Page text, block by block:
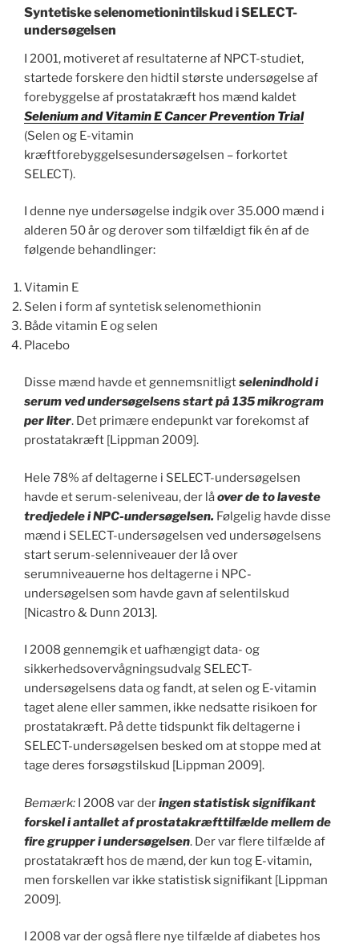
Syntetiske selenometionintilskud i SELECT-
undersøgelsen
I 2001, motiveret af resultaterne af NPCT-studiet,
startede forskere den hidtil største undersøgelse af
forebyggelse af prostatakræft hos mænd kaldet
Selenium and Vitamin E Cancer Prevention Trial
(Selen og E-vitamin
kræftforebyggelsesundersøgelsen – forkortet
SELECT).
I denne nye undersøgelse indgik over 35.000 mænd i
alderen 50 år og derover som tilfældigt fik én af de
følgende behandlinger:
Vitamin E
Selen i form af syntetisk selenomethionin
Både vitamin E og selen
Placebo
Disse mænd havde et gennemsnitligtselenindhold i
serum ved undersøgelsens start på 135 mikrogram
per liter. Det primære endepunkt var forekomst af
prostatakræft [Lippman 2009].
Hele 78% af deltagerne i SELECT-undersøgelsen
havde et serum-seleniveau, der låover de to laveste
tredjedele i NPC-undersøgelsen. Følgelig havde disse
mænd i SELECT-undersøgelsen ved undersøgelsens
start serum-selenniveauer der lå over
serumniveauerne hos deltagerne i NPC-
undersøgelsen som havde gavn af selentilskud
[Nicastro & Dunn 2013].
I 2008 gennemgik et uafhængigt data- og
sikkerhedsovervågningsudvalg SELECT-
undersøgelsens data og fandt, at selen og E-vitamin
taget alene eller sammen, ikke nedsatte risikoen for
prostatakræft. På dette tidspunkt fik deltagerne i
SELECT-undersøgelsen besked om at stoppe med at
tage deres forsøgstilskud [Lippman 2009].
Bemærk: I 2008 var deringen statistisk signifikant
forskel i antallet af prostatakræfttilfælde mellem de
fire grupper i undersøgelsen. Der var flere tilfælde af
prostatakræft hos de mænd, der kun tog E-vitamin,
men forskellen var ikke statistisk signifikant [Lippman
2009].
I 2008 var der også flere nye tilfælde af diabetes hos